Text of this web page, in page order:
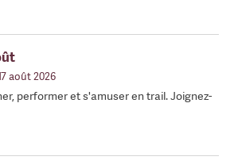
août 2026
performer et s'amuser en trail. Joignez-